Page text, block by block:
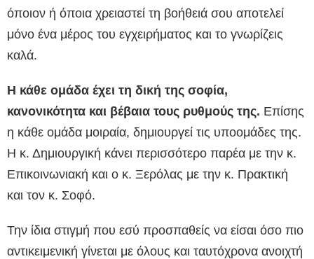
όποιον ή όποια χρειαστεί τη βοήθειά σου αποτελεί
μόνο ένα μέρος του εγχειρήματος και το γνωρίζεις
καλά.
Η κάθε ομάδα έχει τη δική της σοφία,
κανονικότητα και βέβαια τους ρυθμούς της. Επίσης
η κάθε ομάδα μοιραία, δημιουργεί τις υποομάδες της.
Η κ. Δημιουργική κάνει περισσότερο παρέα με την κ.
Επικοινωνιακή και ο κ. Ξερόλας με την κ. Πρακτική
και τον κ. Σοφό.
Την ίδια στιγμή που εσύ προσπαθείς να είσαι όσο πιο
αντικειμενική γίνεται με όλους και ταυτόχρονα ανοιχτή